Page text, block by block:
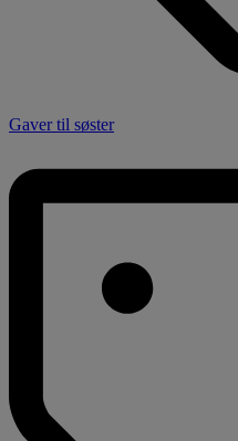
Gaver til søster